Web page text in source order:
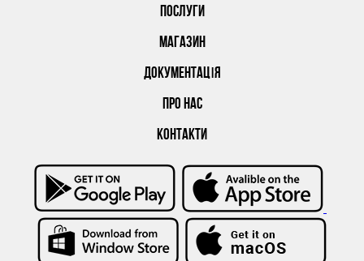
ПОСЛУГИ
МАГАЗИН
ДОКУМЕНТАЦІЯ
ПРО НАС
КОНТАКТИ